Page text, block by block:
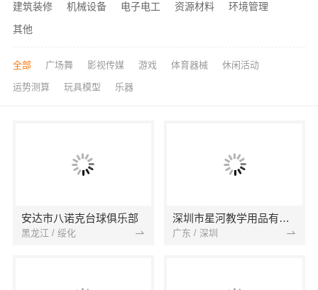
建筑装修
机械设备 电子电工 资源材料
环境管理
其他
全部 广场舞 影视传媒 游戏 体育器械 休闲活动
运势测算 玩具模型 乐器
安达市八诺克台球俱乐部
黑龙江 / 绥化
深圳市星河教学用品有限公司
广东 / 深圳